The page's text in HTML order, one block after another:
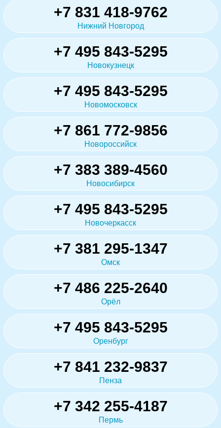
+7 831 418-9762
Нижний Новгород
+7 495 843-5295
Новокузнецк
+7 495 843-5295
Новомосковск
+7 861 772-9856
Новороссийск
+7 383 389-4560
Новосибирск
+7 495 843-5295
Новочеркасск
+7 381 295-1347
Омск
+7 486 225-2640
Орёл
+7 495 843-5295
Оренбург
+7 841 232-9837
Пенза
+7 342 255-4187
Пермь